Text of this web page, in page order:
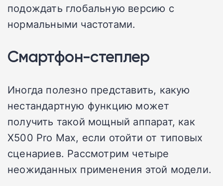
подождать глобальную версию с
нормальными частотами.
Смартфон-степлер
Иногда полезно представить, какую
нестандартную функцию может
получить такой мощный аппарат, как
X500 Pro Max, если отойти от типовых
сценариев. Рассмотрим четыре
неожиданных применения этой модели.